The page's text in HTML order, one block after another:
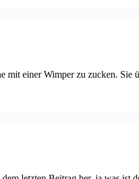
einer Wimper zu zucken.